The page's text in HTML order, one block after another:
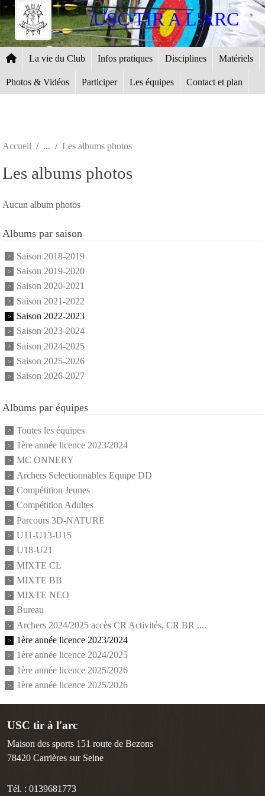
USC TIR A L'ARC
La vie du Club Infos pratiques Disciplines Matériels
Photos & Vidéos Participer Les équipes Contact et plan
Accueil Les albums photos
Les albums photos
Aucun album photos
Albums par saison
Saison 2018-2019
Saison 2019-2020
Saison 2020-2021
Saison 2021-2022
Saison 2022-2023
Saison 2023-2024
Saison 2024-2025
Saison 2025-2026
Saison 2026-2027
Albums par équipes
Toutes les équipes
1ère année licence 2023/2024
MC ONNERY
Archers Selectionnables Equipe DD
Compétition Jeunes
Compétition Adultes
Parcours 3D-NATURE
U11-U13-U15
U18-U21
MIXTE CL
MIXTE BB
MIXTE NEO
Bureau
Archers 2024/2025 accès CR Activités, CR BR ....
1ère année licence 2023/2024
1ère année licence 2024/2025
1ère année licence 2025/2026
1ère année licence 2025/2026
USC tir à l'arc
Maison des sports 151 route de Bezons
78420 Carrières sur Seine
Tél. : 0139681773
Panneau de gestion des cookies